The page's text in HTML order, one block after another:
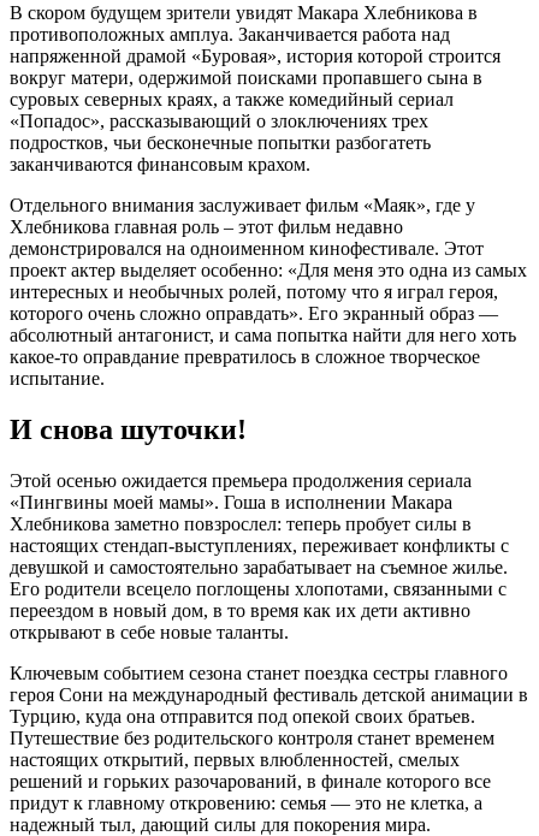
В скором будущем зрители увидят Макара Хлебникова в
противоположных амплуа. Заканчивается работа над
напряженной драмой «Буровая», история которой строится
вокруг матери, одержимой поисками пропавшего сына в
суровых северных краях, а также комедийный сериал
«Попадос», рассказывающий о злоключениях трех
подростков, чьи бесконечные попытки разбогатеть
заканчиваются финансовым крахом.
Отдельного внимания заслуживает фильм «Маяк», где у
Хлебникова главная роль – этот фильм недавно
демонстрировался на одноименном кинофестивале. Этот
проект актер выделяет особенно: «Для меня это одна из самых
интересных и необычных ролей, потому что я играл героя,
которого очень сложно оправдать». Его экранный образ —
абсолютный антагонист, и сама попытка найти для него хоть
какое-то оправдание превратилось в сложное творческое
испытание.
И снова шуточки!
Этой осенью ожидается премьера продолжения сериала
«Пингвины моей мамы». Гоша в исполнении Макара
Хлебникова заметно повзрослел: теперь пробует силы в
настоящих стендап-выступлениях, переживает конфликты с
девушкой и самостоятельно зарабатывает на съемное жилье.
Его родители всецело поглощены хлопотами, связанными с
переездом в новый дом, в то время как их дети активно
открывают в себе новые таланты.
Ключевым событием сезона станет поездка сестры главного
героя Сони на международный фестиваль детской анимации в
Турцию, куда она отправится под опекой своих братьев.
Путешествие без родительского контроля станет временем
настоящих открытий, первых влюбленностей, смелых
решений и горьких разочарований, в финале которого все
придут к главному откровению: семья — это не клетка, а
надежный тыл, дающий силы для покорения мира.